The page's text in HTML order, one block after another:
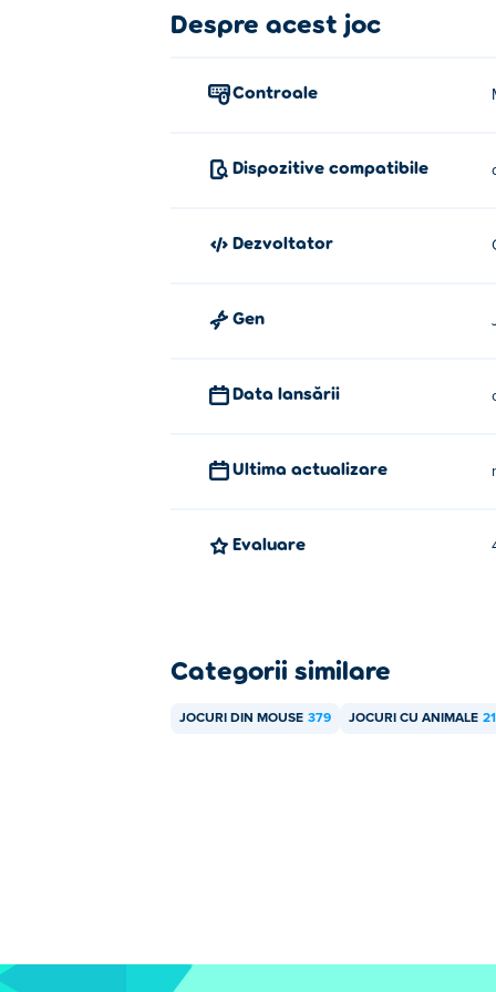
Cine a creat Capyloop Stones?
Puteți juca Capyloop Stones gratuit pe
Capyloop Stones poate fi jucat pe
Despre acest joc
Controale
Dispozitive compatibile
Dezvoltator
Gen
Data lansării
Ultima actualizare
Evaluare
Categorii similare
JOCURI DIN MOUSE 379 JOCURI CU ANIMALE